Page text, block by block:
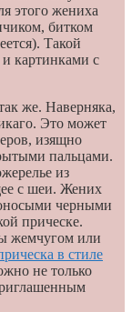
этого жениха
битком
Такой
картинками с
же. Наверняка,
Это может
изящно
пальцами.
из
с шеи. Жених
черными
прическе.
жемчугом или
в стиле
не только